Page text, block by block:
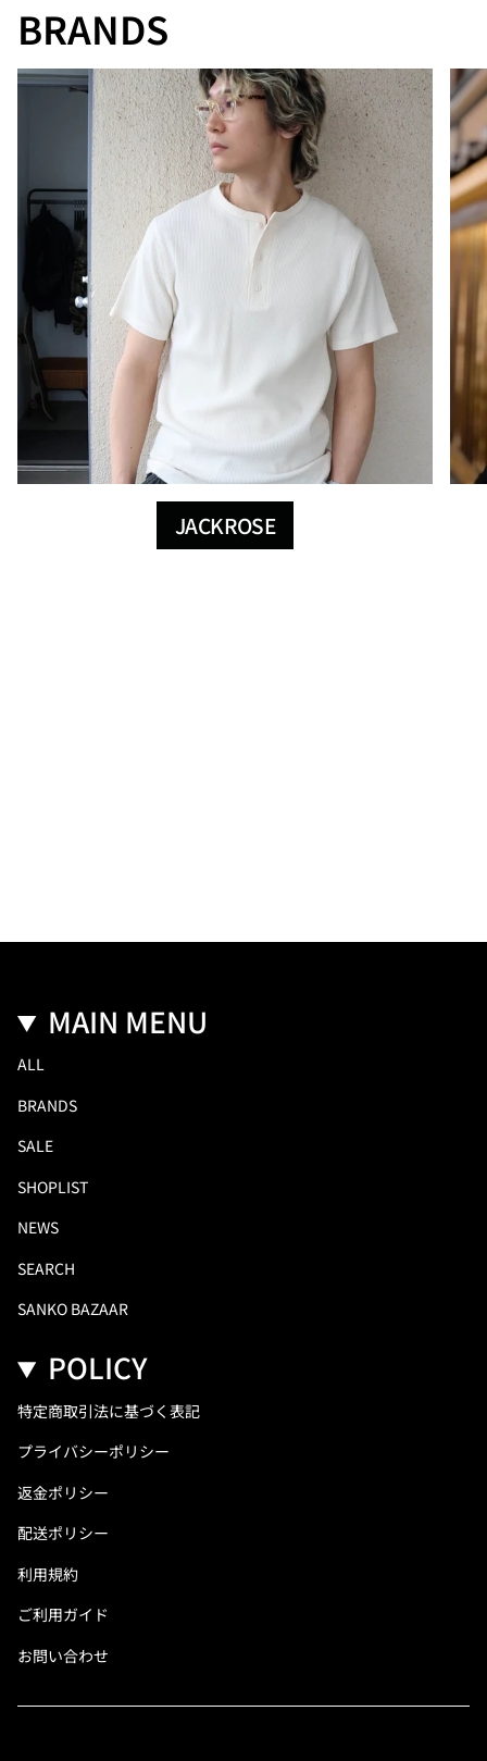
BRANDS
JACKROSE
MAIN MENU
ALL
BRANDS
SALE
SHOPLIST
NEWS
SEARCH
SANKO BAZAAR
POLICY
特定商取引法に基づく表記
プライバシーポリシー
返金ポリシー
配送ポリシー
利用規約
ご利用ガイド
お問い合わせ